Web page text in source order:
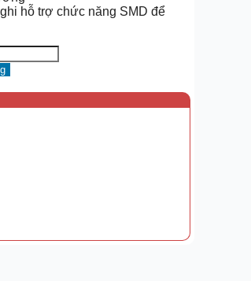
hỗ trợ chức năng SMD để